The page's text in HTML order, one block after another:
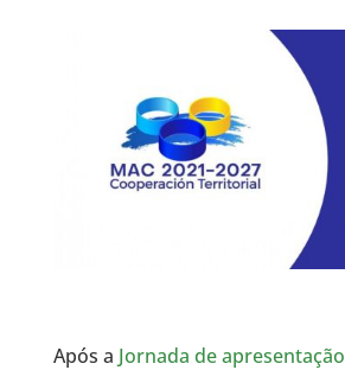
Após a Jornada de apresentação